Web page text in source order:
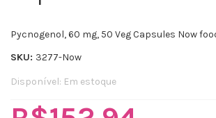
Pycnogenol, 60 mg, 50 Veg Capsules Now
SKU: 3277-Now
Disponível: Em estoque